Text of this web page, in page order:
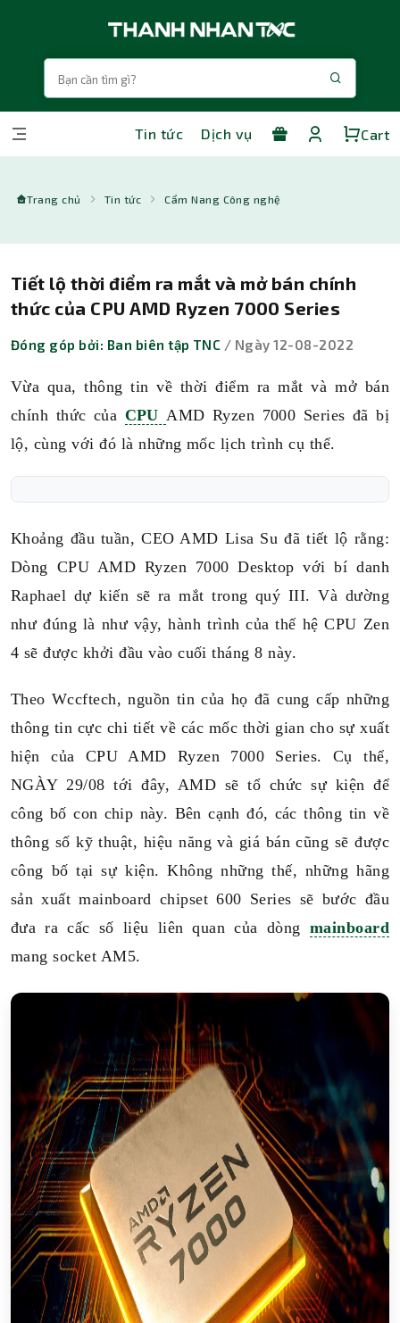
Tin tức Dịch vụ Cart
Trang chủ Tin tức Cẩm Nang Công nghệ
Tiết lộ thời điểm ra mắt và mở bán chính
thức của CPU AMD Ryzen 7000 Series
Đóng góp bởi: Ban biên tập TNC / Ngày 12-08-2022
Vừa qua, thông tin về thời điểm ra mắt và mở bán
chính thức của CPUAMD Ryzen 7000 Series đã bị
lộ, cùng với đó là những mốc lịch trình cụ thể.
Khoảng đầu tuần, CEO AMD Lisa Su đã tiết lộ rằng:
Dòng CPU AMD Ryzen 7000 Desktop với bí danh
Raphael dự kiến sẽ ra mắt trong quý III. Và dường
như đúng là như vậy, hành trình của thế hệ CPU Zen
4 sẽ được khởi đầu vào cuối tháng 8 này.
Theo Wccftech, nguồn tin của họ đã cung cấp những
thông tin cực chi tiết về các mốc thời gian cho sự xuất
hiện của CPU AMD Ryzen 7000 Series. Cụ thể,
NGÀY 29/08 tới đây, AMD sẽ tổ chức sự kiện để
công bố con chip này. Bên cạnh đó, các thông tin về
thông số kỹ thuật, hiệu năng và giá bán cũng sẽ được
công bố tại sự kiện. Không những thế, những hãng
sản xuất mainboard chipset 600 Series sẽ bước đầu
đưa ra cấc số liệu liên quan của dòng mainboard
mang socket AM5.